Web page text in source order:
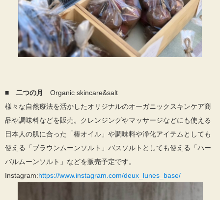
■ 二つの月
Organic skincare&salt
様々な自然療法を活かしたオリジナルのオーガニックスキンケア商
品や調味料などを販売。クレンジングやマッサージなどにも使える
日本人の肌に合った「椿オイル」や調味料や浄化アイテムとしても
使える「ブラウンムーンソルト」バスソルトとしても使える「ハー
バルムーンソルト」などを販売予定です。
Instagram:https://www.instagram.com/deux_lunes_base/